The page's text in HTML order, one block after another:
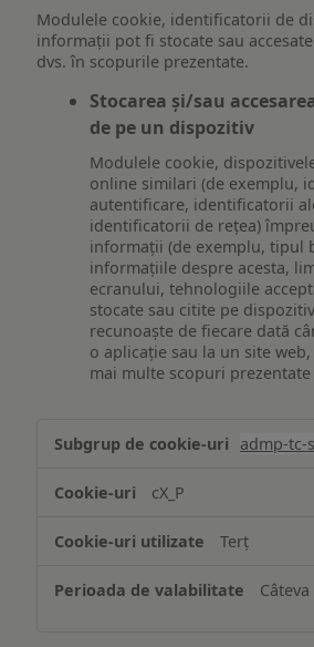
Modulele cookie, identificatorii de
informații pot fi stocate sau
dvs. în scopurile prezentate.
Stocarea și/sau
de pe un dispozitiv
Modulele cookie,
online similari (de exemplu,
autentificare, identificatorii
identificatorii de rețea)
informații (de exemplu, tipul
informațiile despre acesta,
ecranului, tehnologiile
stocate sau citite pe
recunoaște de fiecare dată
o aplicație sau la un site
mai multe scopuri prezentate
și/sau
informațiilor
pe
dispozitiv
admp-tc-
cX_P
Terț